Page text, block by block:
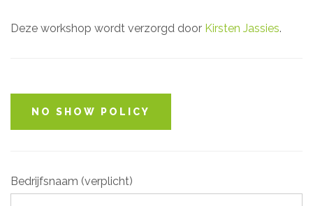
Deze workshop wordt verzorgd door Kirsten Jassies.
NO SHOW POLICY
Bedrijfsnaam (verplicht)